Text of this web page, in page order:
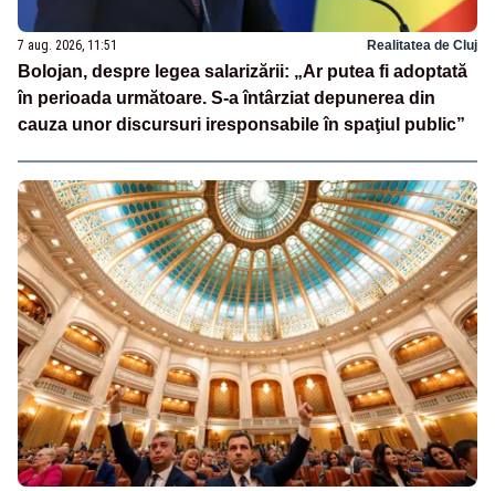
7 aug. 2026, 11:51 Realitatea de Cluj
Bolojan, despre legea salarizării: „Ar putea fi adoptată
în perioada următoare. S-a întârziat depunerea din
cauza unor discursuri iresponsabile în spaţiul public”